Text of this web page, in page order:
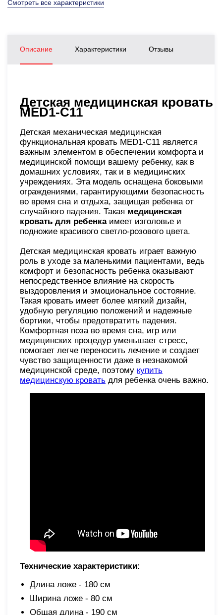
Смотреть все характеристики
Описание Характеристики Отзывы
Детская медицинская кровать
MED1-C11
Детская механическая медицинская
функциональная кровать MED1-C11 является
важным элементом в обеспечении комфорта и
медицинской помощи вашему ребенку, как в
домашних условиях, так и в медицинских
учреждениях. Эта модель оснащена боковыми
ограждениями, гарантирующими безопасность
во время сна и отдыха, защищая ребенка от
случайного падения. Такая медицинская
кровать для ребенкаимеет изголовье и
подножие красивого светло-розового цвета.
Детская медицинская кровать играет важную
роль в уходе за маленькими пациентами, ведь
комфорт и безопасность ребенка оказывают
непосредственное влияние на скорость
выздоровления и эмоциональное состояние.
Такая кровать имеет более мягкий дизайн,
удобную регуляцию положений и надежные
бортики, чтобы предотвратить падения.
Комфортная поза во время сна, игр или
медицинских процедур уменьшает стресс,
помогает легче переносить лечение и создает
чувство защищенности даже в незнакомой
медицинской среде, поэтому купить
медицинскую кровать для ребенка очень важно.
Технические характеристики:
Длина ложе - 180 см
Ширина ложе - 80 см
Общая длина - 190 см